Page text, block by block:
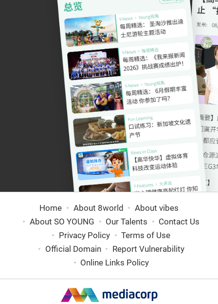
Home About 8world
About vibes
About SO YOUNG
Our Talents
Contact Us
Privacy Policy
Terms of Use
Official Domain
Report Vulnerability
Online Links Policy